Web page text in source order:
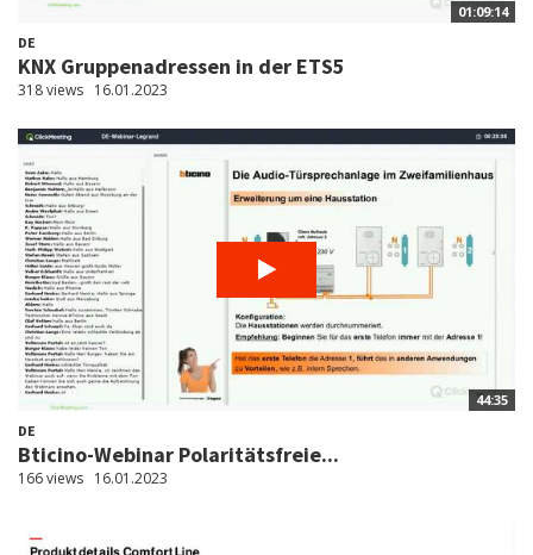
01:09:14
DE
KNX Gruppenadressen in der ETS5
318 views 16.01.2023
44:35
DE
Bticino-Webinar Polaritätsfreie...
166 views 16.01.2023